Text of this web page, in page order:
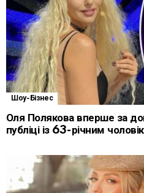
Шоу-Бізнес
Оля Полякова вперше за
публіці із 63-річним